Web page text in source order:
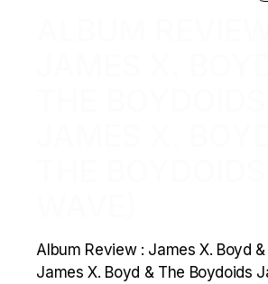
Album Review : James X. Boyd
James X. Boyd & The Boydoids